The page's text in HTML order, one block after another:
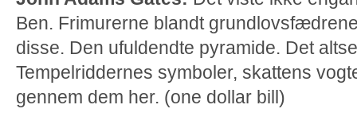
Ben. Frimurerne blandt
disse. Den ufuldendte pyramide. Det
Tempelriddernes symboler, skattens
gennem dem her. (one dollar bill)